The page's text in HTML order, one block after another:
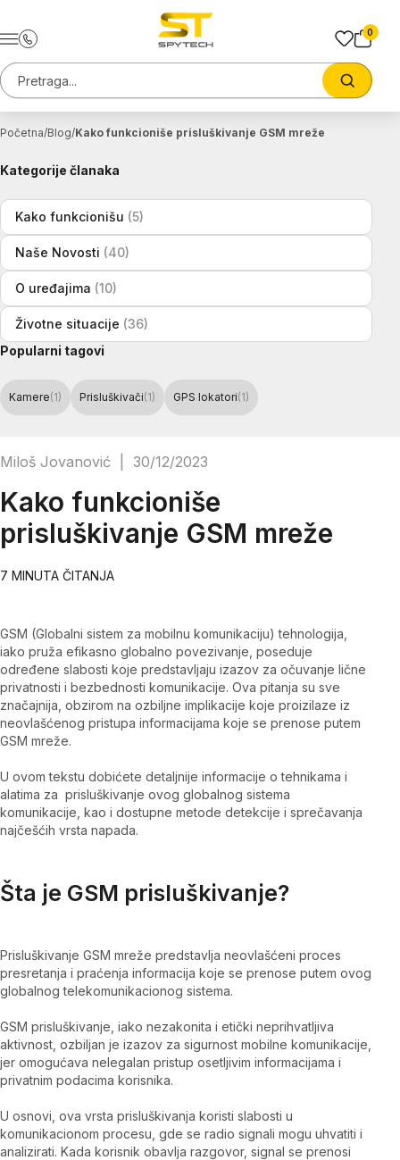
0
Pretraga sajta
Trazi
Početna Blog Kako funkcioniše prisluškivanje GSM mreže
Kategorije članaka
Kako funkcionišu (5)
Naše Novosti (40)
O uređajima (10)
Životne situacije (36)
Popularni tagovi
Kamere(1) Prisluškivači(1) GPS lokatori(1)
Miloš Jovanović 30/12/2023
Kako funkcioniše
prisluškivanje GSM mreže
7 MINUTA ČITANJA
GSM (Globalni sistem za mobilnu komunikaciju) tehnologija,
iako pruža efikasno globalno povezivanje, poseduje
određene slabosti koje predstavljaju izazov za očuvanje lične
privatnosti i bezbednosti komunikacije. Ova pitanja su sve
značajnija, obzirom na ozbiljne implikacije koje proizilaze iz
neovlašćenog pristupa informacijama koje se prenose putem
GSM mreže.
U ovom tekstu dobićete detaljnije informacije o tehnikama i
alatima za prisluškivanje ovog globalnog sistema
komunikacije, kao i dostupne metode detekcije i sprečavanja
najčešćih vrsta napada.
Šta je GSM prisluškivanje?
Prisluškivanje GSM mreže predstavlja neovlašćeni proces
presretanja i praćenja informacija koje se prenose putem ovog
globalnog telekomunikacionog sistema.
GSM prisluškivanje, iako nezakonita i etički neprihvatljiva
aktivnost, ozbiljan je izazov za sigurnost mobilne komunikacije,
jer omogućava nelegalan pristup osetljivim informacijama i
privatnim podacima korisnika.
U osnovi, ova vrsta prisluškivanja koristi slabosti u
komunikacionom procesu, gde se radio signali mogu uhvatiti i
analizirati. Kada korisnik obavlja razgovor, signal se prenosi